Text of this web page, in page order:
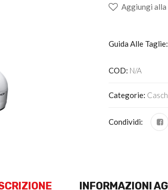
Aggiungi
Guida Alle
COD: N/A
Categorie:
Condividi:
INFORMAZIONI